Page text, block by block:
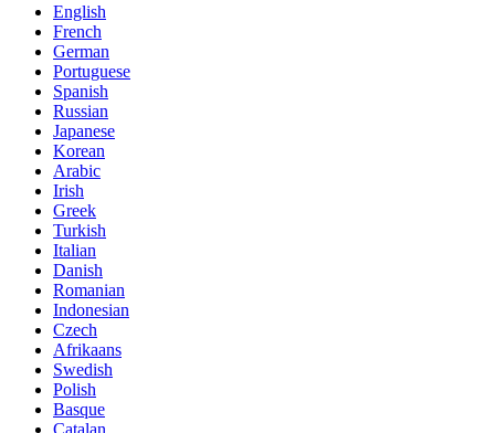
English
French
German
Portuguese
Spanish
Russian
Japanese
Korean
Arabic
Irish
Greek
Turkish
Italian
Danish
Romanian
Indonesian
Czech
Afrikaans
Swedish
Polish
Basque
Catalan